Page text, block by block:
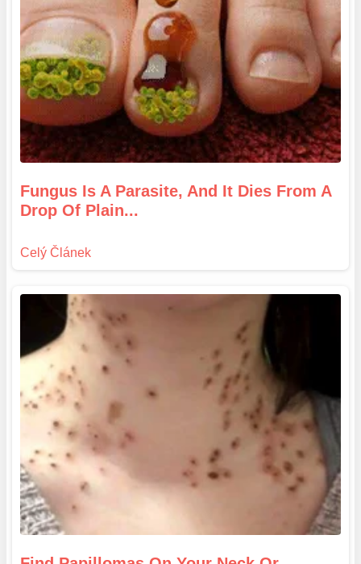
Fungus Is A Parasite, And It Dies From A
Drop Of Plain...